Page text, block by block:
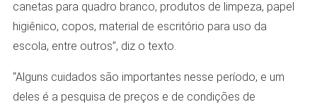
canetas para quadro branco, produtos de limpeza, papel
higiênico, copos, material de escritório para uso da
escola, entre outros”, diz o texto.
“Alguns cuidados são importantes nesse período, e um
deles é a pesquisa de preços e de condições de